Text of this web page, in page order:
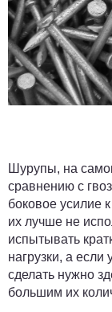
Шурупы, на
сравнению с
боковое усилие
их лучше не
испытывать
нагрузки, а если
сделать нужно
большим их